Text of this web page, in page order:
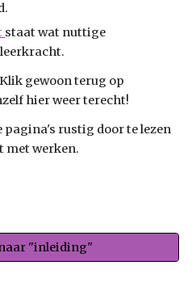
staat wat nuttige
gewoon terug op
hier weer terecht!
pagina's rustig door te lezen
met werken.
"inleiding"